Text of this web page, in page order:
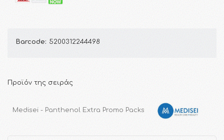
Barcode: 5200312244498
Προϊόν της σειράς
Medisei - Panthenol Extra Promo Packs